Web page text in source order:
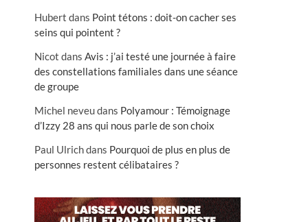
Hubert dans Point tétons : doit-on cacher ses
seins qui pointent ?
Nicot dans Avis : j’ai testé une journée à faire
des constellations familiales dans une séance
de groupe
Michel neveudans Polyamour : Témoignage
d’Izzy 28 ans qui nous parle de son choix
Paul Ulrichdans Pourquoi de plus en plus de
personnes restent célibataires ?